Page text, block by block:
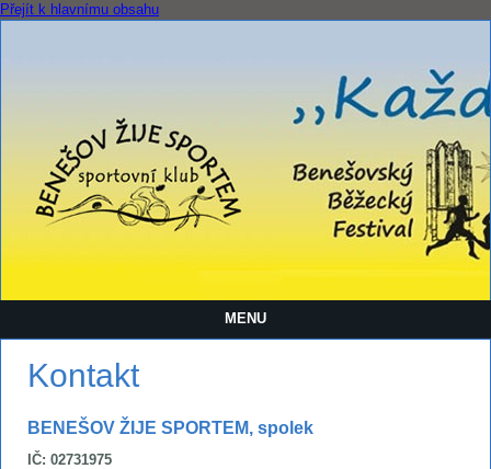
Přejít k hlavnímu obsahu
MENU
Kontakt
BENEŠOV ŽIJE SPORTEM, spolek
IČ: 02731975